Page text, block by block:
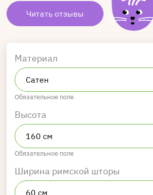
Читать отзывы
Материал
Обязательное поле
Высота
Обязательное поле
Ширина римской шторы